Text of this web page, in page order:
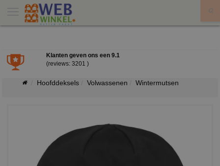
Klanten geven ons een 9.1
(reviews: 3201 )
Hoofddeksels Volwassenen Wintermutsen